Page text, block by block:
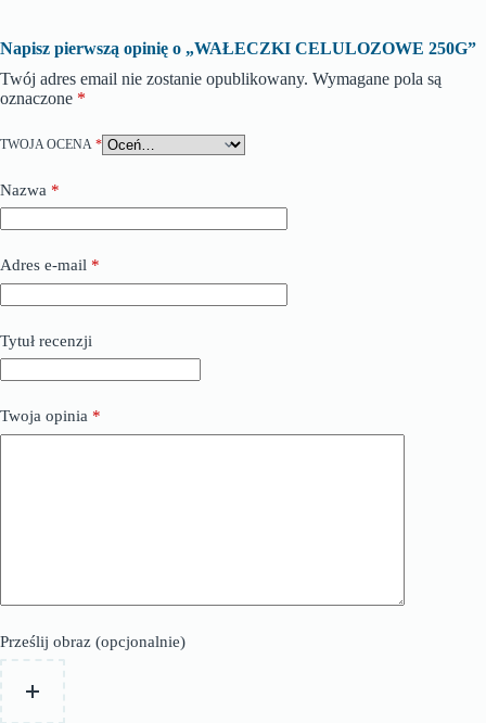
Napisz pierwszą opinię o „WAŁECZKI CELULOZOWE 250G”
Twój adres email nie zostanie opublikowany. Wymagane pola są
oznaczone *
TWOJA OCENA *
Nazwa *
Adres e-mail *
Tytuł recenzji
Twoja opinia *
Prześlij obraz (opcjonalnie)